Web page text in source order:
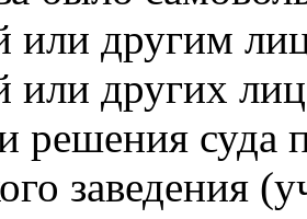
или другим
или других
решения суда
заведения